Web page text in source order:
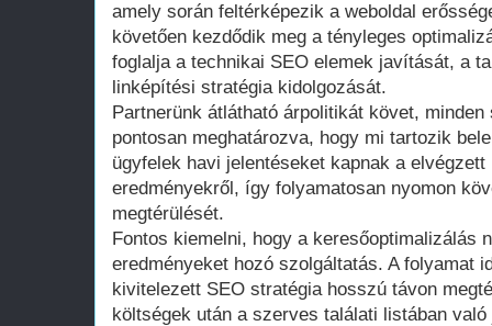
amely során feltérképezik a weboldal
követően kezdődik meg a tényleges
foglalja a technikai SEO elemek javítását, a
linképítési stratégia kidolgozását.
Partnerünk átlátható árpolitikát követ,
pontosan meghatározva, hogy mi tartozik
ügyfelek havi jelentéseket kapnak a
eredményekről, így folyamatosan nyomon
megtérülését.
Fontos kiemelni, hogy a keresőoptimalizálás
eredményeket hozó szolgáltatás. A folyamat
kivitelezett SEO stratégia hosszú távon
költségek után a szerves találati listában